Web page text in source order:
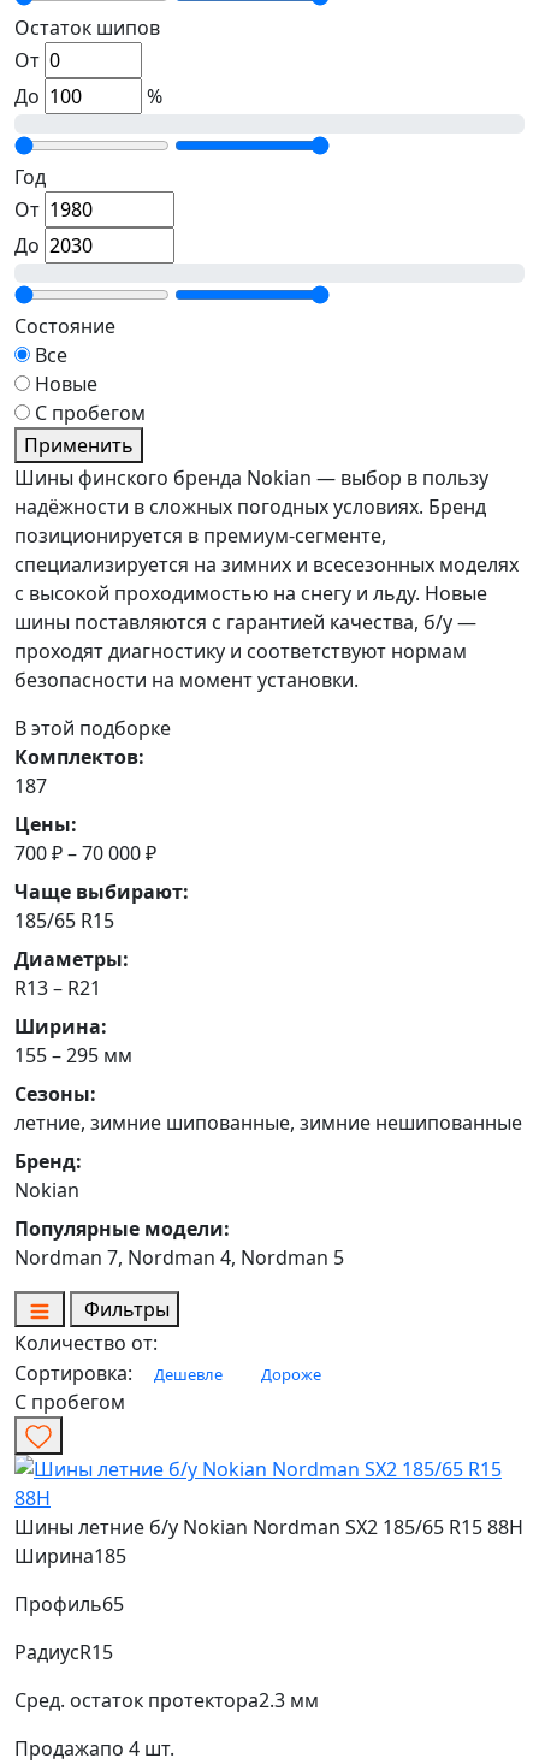
Остаток шипов
От
До
%
Год
От
До
Состояние
Все
Новые
С пробегом
Применить
Шины финского бренда Nokian — выбор в пользу
надёжности в сложных погодных условиях. Бренд
позиционируется в премиум-сегменте,
специализируется на зимних и всесезонных моделях
с высокой проходимостью на снегу и льду. Новые
шины поставляются с гарантией качества, б/у —
проходят диагностику и соответствуют нормам
безопасности на момент установки.
В этой подборке
Комплектов:
187
Цены:
700 ₽ – 70 000 ₽
Чаще выбирают:
185/65 R15
Диаметры:
R13 – R21
Ширина:
155 – 295 мм
Сезоны:
летние, зимние шипованные, зимние нешипованные
Бренд:
Nokian
Популярные модели:
Nordman 7, Nordman 4, Nordman 5
Фильтры
Количество от:
Сортировка:
Дешевле Дороже
С пробегом
Шины летние б/у Nokian Nordman SX2 185/65 R15 88H
Ширина185
Профиль65
РадиусR15
Сред. остаток протектора2.3 мм
Продажапо 4 шт.